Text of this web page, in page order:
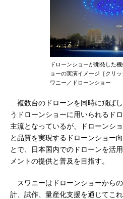
ドローンショーが開発した
ョーの実演イメージ［クリ
ワニー／ドローンショー
複数台のドローンを同時に飛ば
うドローンショーに用いられるド
主流となっているが、ドローンシ
と品質を実現するドローンショー
とで、日本国内でのドローンを活
メントの提供と普及を目指す。
スワニーはドローンショーから
計、試作、量産化支援を通じてこ